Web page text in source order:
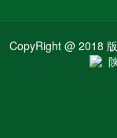
CopyRight @ 2018